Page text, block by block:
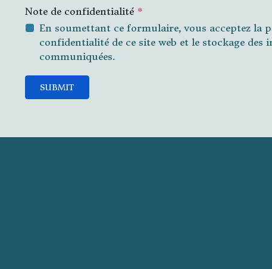
Note de confidentialité *
En soumettant ce formulaire, vous acceptez la
confidentialité de ce site web et le stockage des
communiquées.
SUBMIT